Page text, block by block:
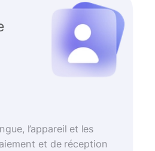
l’appareil et les
et de réception